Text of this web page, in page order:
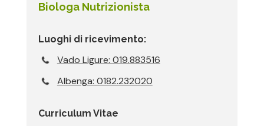
Biologa Nutrizionista
Luoghi di ricevimento:
Vado Ligure: 019.883516
Albenga: 0182.232020
Curriculum Vitae